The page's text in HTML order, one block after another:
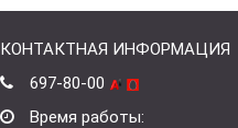
КОНТАКТНАЯ ИНФОРМАЦИЯ
697-80-00
Время работы: